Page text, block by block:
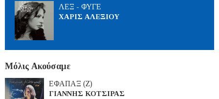
ΛΕΞ - ΦΥΓΕ
ΧΑΡΙΣ ΑΛΕΞΙΟΥ
Μόλις Ακούσαμε
ΕΦΑΠΑΞ (Ζ)
ΓΙΑΝΝΗΣ ΚΟΤΣΙΡΑΣ